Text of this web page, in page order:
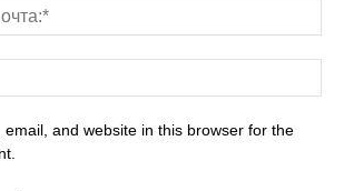
email, and website in this browser for the